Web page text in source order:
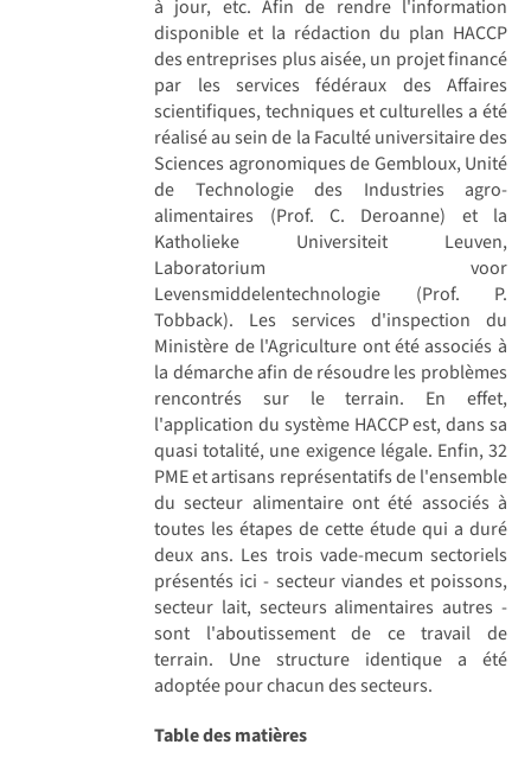
à jour, etc. Afin de rendre l'information
disponible et la rédaction du plan HACCP
des entreprises plus aisée, un projet financé
par les services fédéraux des Affaires
scientifiques, techniques et culturelles a été
réalisé au sein de la Faculté universitaire des
Sciences agronomiques de Gembloux, Unité
de Technologie des Industries agro-
alimentaires (Prof. C. Deroanne) et la
Katholieke Universiteit Leuven,
Laboratorium voor
Levensmiddelentechnologie (Prof. P.
Tobback). Les services d'inspection du
Ministère de l'Agriculture ont été associés à
la démarche afin de résoudre les problèmes
rencontrés sur le terrain. En effet,
l'application du système HACCP est, dans sa
quasi totalité, une exigence légale. Enfin, 32
PME et artisans représentatifs de l'ensemble
du secteur alimentaire ont été associés à
toutes les étapes de cette étude qui a duré
deux ans. Les trois vade-mecum sectoriels
présentés ici - secteur viandes et poissons,
secteur lait, secteurs alimentaires autres -
sont l'aboutissement de ce travail de
terrain. Une structure identique a été
adoptée pour chacun des secteurs.
Table des matières